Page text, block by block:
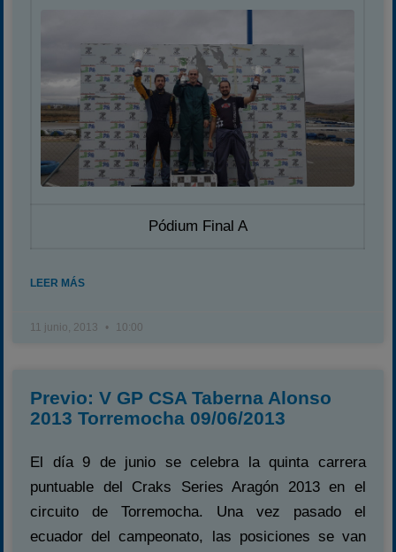
Temporadas anteriores
2023
2024
Pódium Final A
LEER MÁS
11 junio, 2013 10:00
Previo: V GP CSA Taberna Alonso
2013 Torremocha 09/06/2013
El día 9 de junio se celebra la quinta carrera
puntuable del Craks Series Aragón 2013 en el
circuito de Torremocha. Una vez pasado el
ecuador del campeonato, las posiciones se van